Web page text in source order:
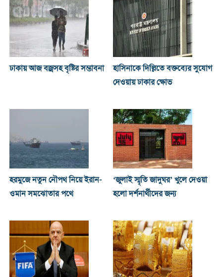
ঢাকায় আজ বজ্রসহ বৃষ্টির সম্ভাবনা
হাসিনাকে দিল্লিতে বক্তব্যের সুযোগ
দেওয়ায় ঢাকার ক্ষোভ
হরমুজে নতুন নৌপথ নিয়ে ইরান-
ওমান সমঝোতার পথে
‘জুলাই স্মৃতি জাদুঘর’ খুলে দেওয়া
হলো দর্শনার্থীদের জন্য